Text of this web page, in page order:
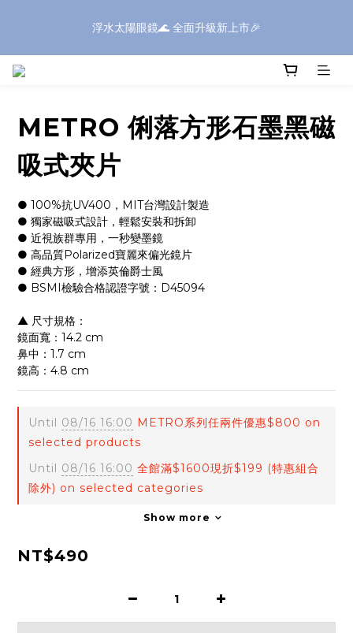
浮水太陽眼鏡🌊 全面升級新上市🎉
全館滿$1600現折$199✨滿額再享好禮✨全館滿$399享免運✨
⚠️SONIC系列部分商品，因包裝體積較大，如購買三個(含)以上｜
METRO 俐落方形石墨黑磁
吸式夾片
● 100%抗UV400，MIT台灣設計製造
● 獨家磁吸式設計，輕鬆安裝和拆卸
● 近視族群專用，一秒變墨鏡
● 高品質Polarized寶麗來偏光鏡片
● 經典方形，增添英倫爵士風
● BSMI檢驗合格認證字號：D45094
▲ 尺寸規格：
鏡面寬：14.2 cm
鼻中：1.7 cm
鏡高：4.8 cm
Until 08/16 16:00 METRO系列任兩件優惠$800 on
selected products
Until 08/16 16:00 全館滿$1600現折$199 (特惠組合
除外) on selected categories
Show more
NT$490